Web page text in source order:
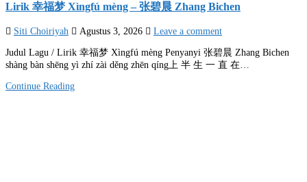
Lirik 幸福梦 Xìngfú mèng – 张碧晨 Zhang Bichen
Siti Choiriyah Agustus 3, 2026 Leave a comment
Judul Lagu / Lirik 幸福梦 Xìngfú mèng Penyanyi 张碧晨 Zhang Bichen
shàng bàn shēng yì zhí zài děng zhēn qíng上 半 生 一 直 在…
Continue Reading